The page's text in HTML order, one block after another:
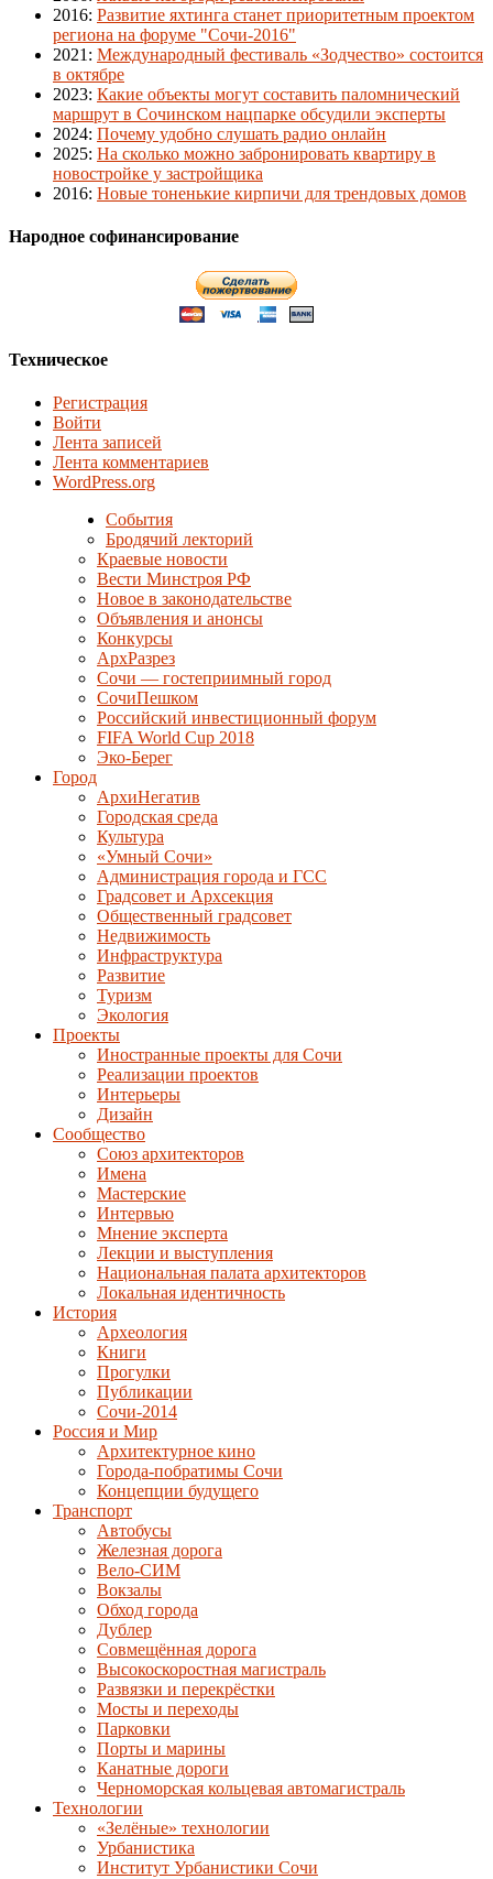
2016: Развитие яхтинга станет приоритетным проектом
региона на форуме "Сочи-2016"
2021 : Международный фестиваль «Зодчество» состоится
в октябре
2023: Какие объекты могут составить паломнический
маршрут в Сочинском нацпарке обсудили эксперты
2024: Почему удобно слушать радио онлайн
2025: На сколько можно забронировать квартиру в
новостройке у застройщика
2016: Новые тоненькие кирпичи для трендовых домов
Народное софинансирование
Техническое
Регистрация
Войти
Лента записей
Лента комментариев
WordPress.org
События
Бродячий лекторий
Краевые новости
Вести Минстроя РФ
Новое в законодательстве
Объявления и анонсы
Конкурсы
АрхРазрез
Сочи — гостеприимный город
СочиПешком
Российский инвестиционный форум
FIFA World Cup 2018
Эко-Берег
Город
АрхиНегатив
Городская среда
Культура
«Умный Сочи»
Администрация города и ГСС
Градсовет и Архсекция
Общественный градсовет
Недвижимость
Инфраструктура
Развитие
Туризм
Экология
Проекты
Иностранные проекты для Сочи
Реализации проектов
Интерьеры
Дизайн
Сообщество
Союз архитекторов
Имена
Мастерские
Интервью
Мнение эксперта
Лекции и выступления
Национальная палата архитекторов
Локальная идентичность
История
Археология
Книги
Прогулки
Публикации
Сочи-2014
Россия и Мир
Архитектурное кино
Города-побратимы Сочи
Концепции будущего
Транспорт
Автобусы
Железная дорога
Вело-СИМ
Вокзалы
Обход города
Дублер
Совмещённая дорога
Высокоскоростная магистраль
Развязки и перекрёстки
Мосты и переходы
Парковки
Порты и марины
Канатные дороги
Черноморская кольцевая автомагистраль
Технологии
«Зелёные» технологии
Урбанистика
Институт Урбанистики Сочи